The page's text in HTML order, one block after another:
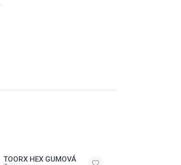
TOORX HEX GUMOVÁ